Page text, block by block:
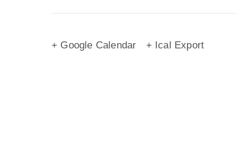
+ Google Calendar + Ical Export